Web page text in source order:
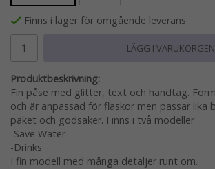
Finns i lager för omgående leverans
LÄGG I VARUKORGEN
Produktbeskrivning:
Fin påse med glitter, text och handtag.
och är anpassad för flaskor men passar lika
paket och godsaker. Finns i två modeller
-Save Water
-Drinks
I fin modell med många detaljer runt om.